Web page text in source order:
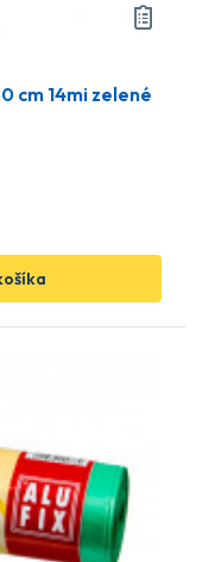
cm 14mi zelené